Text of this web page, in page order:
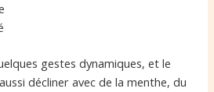
gestes dynamiques, et le
décliner avec de la menthe, du